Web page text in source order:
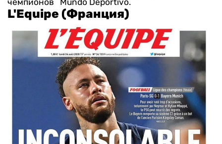
чемпионов Mundo Deportivo.
L'Equipe (Франция)